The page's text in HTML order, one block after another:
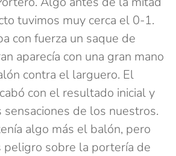
tuvimos muy cerca el 0-1.
con fuerza un saque de
aparecía con una gran mano
contra el larguero. El
con el resultado inicial y
sensaciones de los nuestros.
algo más el balón, pero
peligro sobre la portería de